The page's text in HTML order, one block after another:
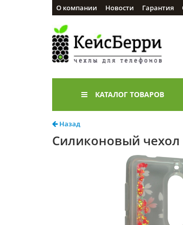
О компании Новости Гарантия
КАТАЛОГ ТОВАРОВ
Назад
Силиконовый